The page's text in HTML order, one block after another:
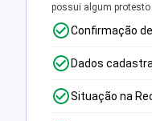
possui algum protesto
Confirmação
Dados
Situação na